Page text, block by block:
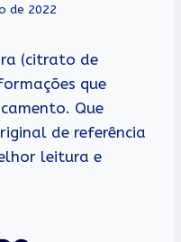
de 2022
(citrato de
que
Que
de referência
leitura e